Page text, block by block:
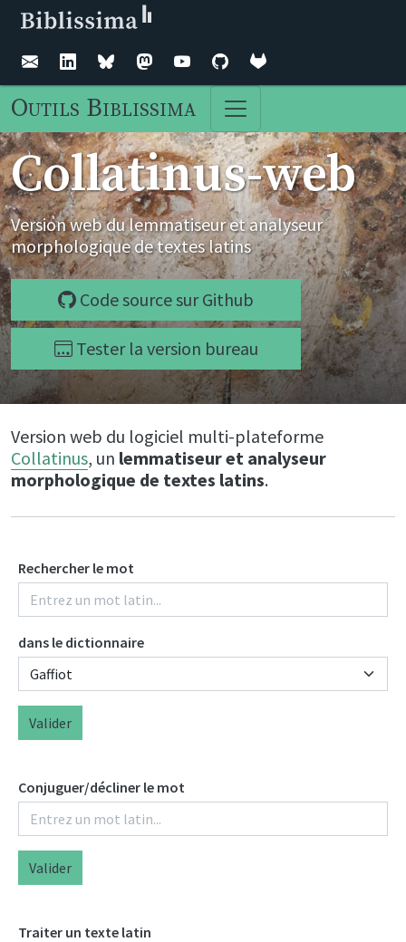
Outils Biblissima
Collatinus-web
Version web du lemmatiseur et analyseur
morphologique de textes latins
Code source sur Github
Tester la version bureau
Version web du logiciel multi-plateforme
Collatinus, un lemmatiseur et analyseur
morphologique de textes latins.
Rechercher le mot
dans le dictionnaire
Valider
Conjuguer/décliner le mot
Valider
Traiter un texte latin